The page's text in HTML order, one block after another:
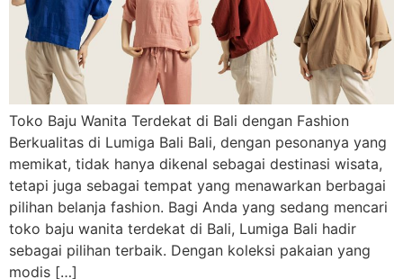
Toko Baju Wanita Terdekat di Bali dengan Fashion
Berkualitas di Lumiga Bali Bali, dengan pesonanya yang
memikat, tidak hanya dikenal sebagai destinasi wisata,
tetapi juga sebagai tempat yang menawarkan berbagai
pilihan belanja fashion. Bagi Anda yang sedang mencari
toko baju wanita terdekat di Bali, Lumiga Bali hadir
sebagai pilihan terbaik. Dengan koleksi pakaian yang
modis […]